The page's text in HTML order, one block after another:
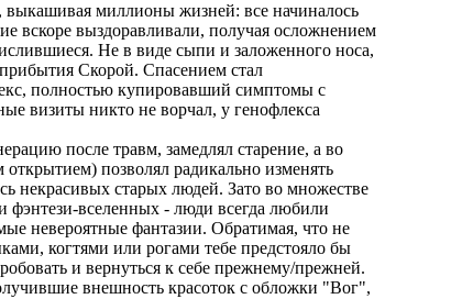
выкашивая миллионы жизней: все начиналось
вскоре выздоравливали, получая осложнением
Не в виде сыпи и заложенного носа,
Скорой. Спасением стал
полностью купировавший симптомы с
визиты никто не ворчал, у генофлекса
после травм, замедлял старение, а во
позволял радикально изменять
некрасивых старых людей. Зато во множестве
вселенных - люди всегда любили
невероятные фантазии. Обратимая, что не
когтями или рогами тебе предстояло бы
и вернуться к себе прежнему/прежней.
внешность красоток с обложки "Вог",